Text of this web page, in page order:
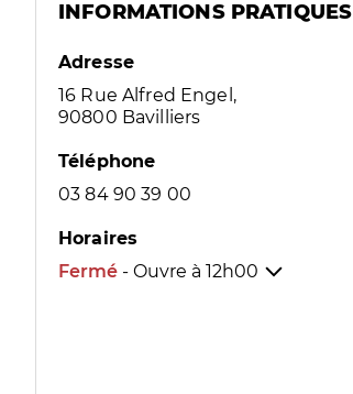
INFORMATIONS PRATIQUES
Adresse
16 Rue Alfred Engel,
90800 Bavilliers
Téléphone
03 84 90 39 00
Horaires
Fermé - Ouvre à 12h00